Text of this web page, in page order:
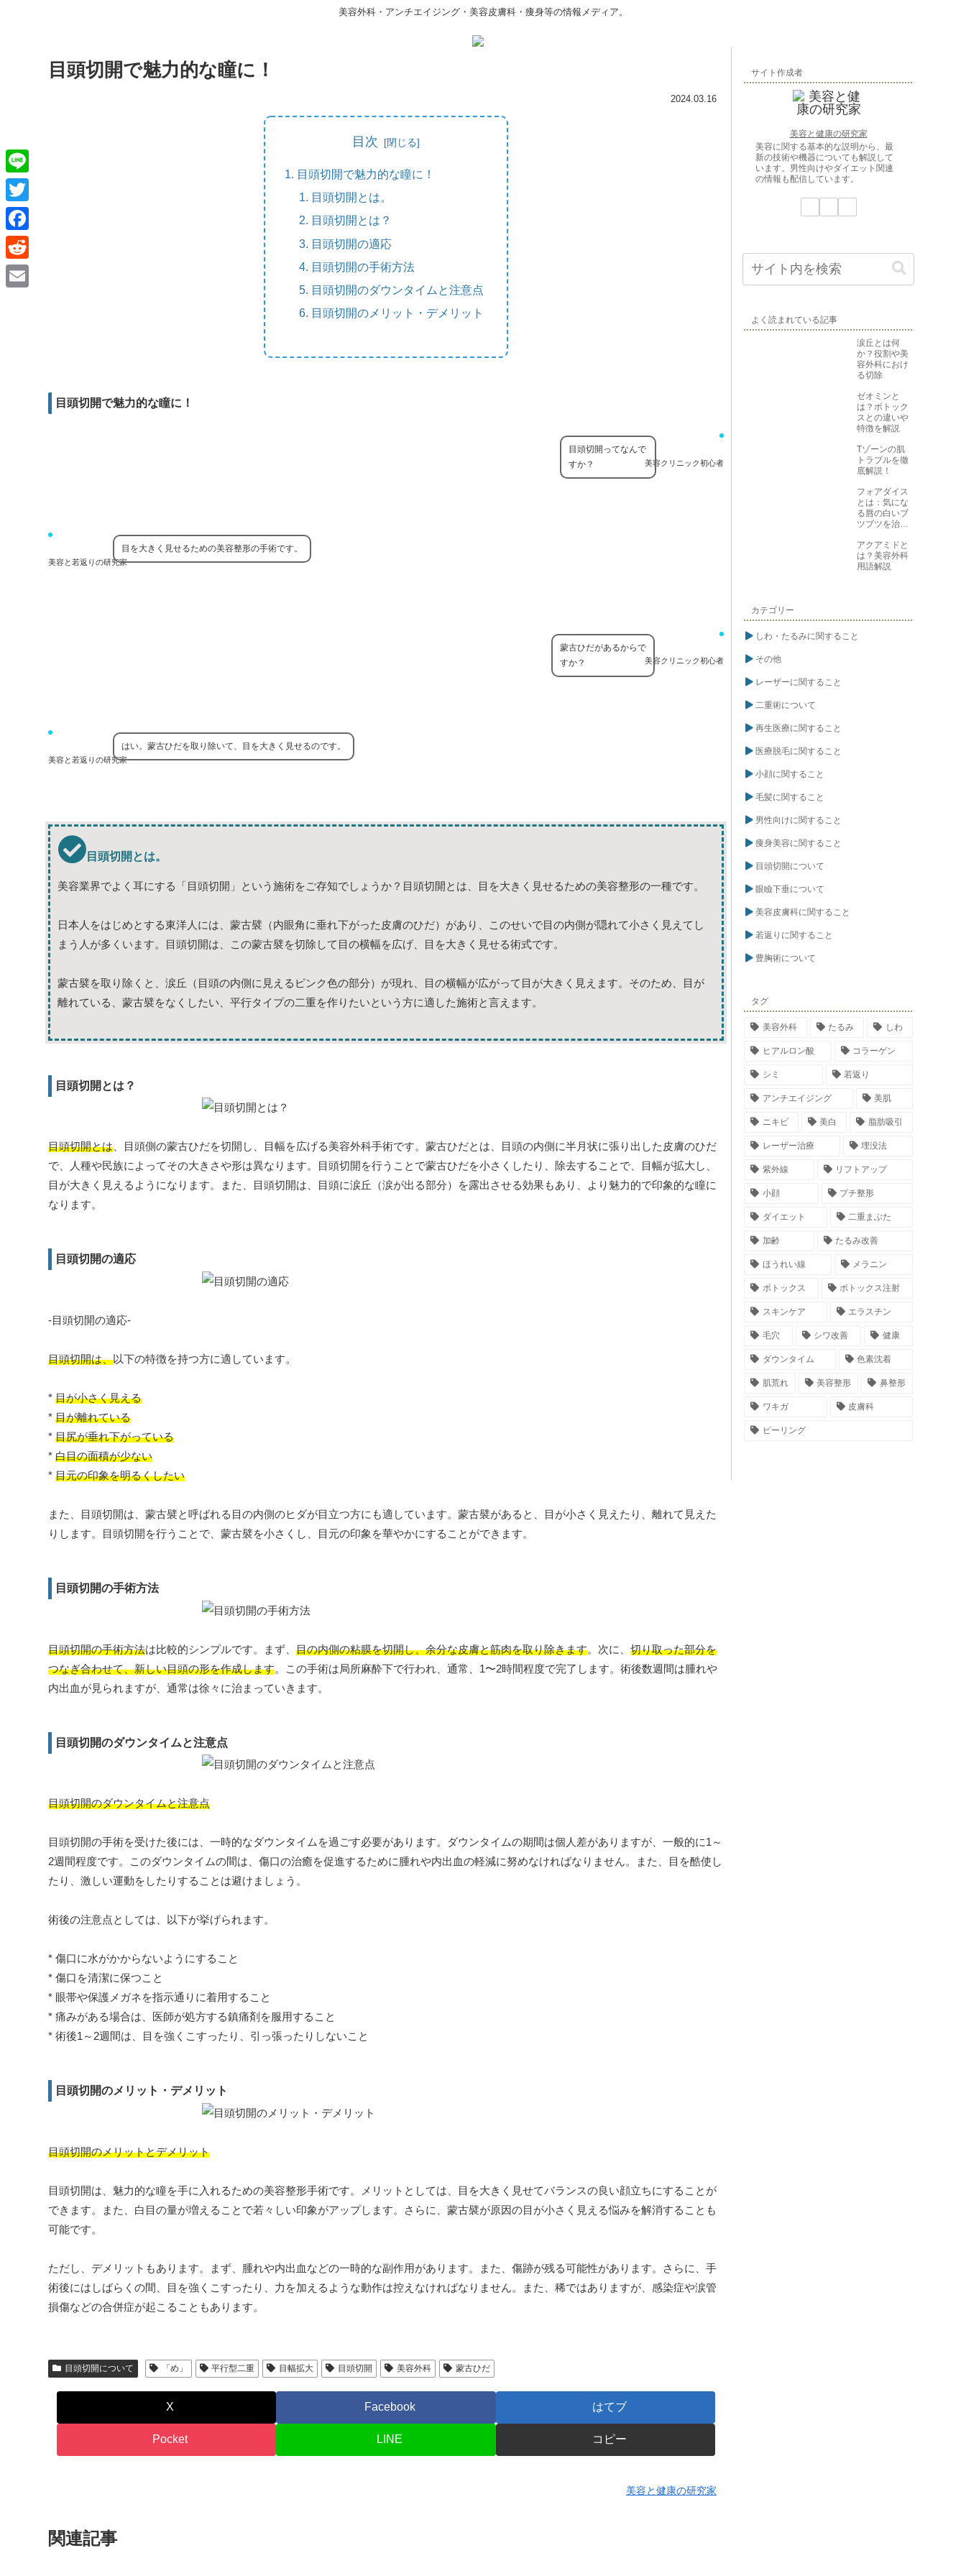
美容外科・アンチエイジング・美容皮膚科・痩身等の情報メディア。
目頭切開で魅力的な瞳に！
2024.03.16
目次
目頭切開で魅力的な瞳に！
目頭切開とは。
目頭切開とは？
目頭切開の適応
目頭切開の手術方法
目頭切開のダウンタイムと注意点
目頭切開のメリット・デメリット
目頭切開で魅力的な瞳に！
美容クリニック初心者
目頭切開ってなんで
すか？
美容と若返りの研究家
目を大きく見せるための美容整形の手術です。
美容クリニック初心者
蒙古ひだがあるからで
すか？
美容と若返りの研究家
はい。蒙古ひだを取り除いて、目を大きく見せるのです。
目頭切開とは。
美容業界でよく耳にする「目頭切開」という施術をご存知でしょうか？目頭切開とは、目を大きく見せるための美容整形の一種です。
日本人をはじめとする東洋人には、蒙古襞（内眼角に垂れ下がった皮膚のひだ）があり、このせいで目の内側が隠れて小さく見えてし
まう人が多くいます。目頭切開は、この蒙古襞を切除して目の横幅を広げ、目を大きく見せる術式です。
蒙古襞を取り除くと、涙丘（目頭の内側に見えるピンク色の部分）が現れ、目の横幅が広がって目が大きく見えます。そのため、目が
離れている、蒙古襞をなくしたい、平行タイプの二重を作りたいという方に適した施術と言えます。
目頭切開とは？
目頭切開とは 、目頭側の蒙古ひだを切開し、目幅を広げる美容外科手術です。蒙古ひだとは、目頭の内側に半月状に張り出した皮膚のひだ
で、人種や民族によってその大きさや形は異なります。目頭切開を行うことで蒙古ひだを小さくしたり、除去することで、目幅が拡大し、
目が大きく見えるようになります。また、目頭切開は、目頭に涙丘（涙が出る部分）を露出させる効果もあり、より魅力的で印象的な瞳に
なります。
目頭切開の適応
-目頭切開の適応-
目頭切開は、以下の特徴を持つ方に適しています。
* 目が小さく見える
* 目が離れている
* 目尻が垂れ下がっている
* 白目の面積が少ない
* 目元の印象を明るくしたい
また、目頭切開は、蒙古襞と呼ばれる目の内側のヒダが目立つ方にも適しています。蒙古襞があると、目が小さく見えたり、離れて見えた
りします。目頭切開を行うことで、蒙古襞を小さくし、目元の印象を華やかにすることができます。
目頭切開の手術方法
目頭切開の手術方法は比較的シンプルです。まず、 目の内側の粘膜を切開し、余分な皮膚と筋肉を取り除きます。次に、 切り取った部分を
つなぎ合わせて、新しい目頭の形を作成します。この手術は局所麻酔下で行われ、通常、1〜2時間程度で完了します。術後数週間は腫れや
内出血が見られますが、通常は徐々に治まっていきます。
目頭切開のダウンタイムと注意点
目頭切開のダウンタイムと注意点
目頭切開の手術を受けた後には、一時的なダウンタイムを過ごす必要があります。ダウンタイムの期間は個人差がありますが、一般的に1～
2週間程度です。このダウンタイムの間は、傷口の治癒を促進するために腫れや内出血の軽減に努めなければなりません。また、目を酷使し
たり、激しい運動をしたりすることは避けましょう。
術後の注意点としては、以下が挙げられます。
* 傷口に水がかからないようにすること
* 傷口を清潔に保つこと
* 眼帯や保護メガネを指示通りに着用すること
* 痛みがある場合は、医師が処方する鎮痛剤を服用すること
* 術後1～2週間は、目を強くこすったり、引っ張ったりしないこと
目頭切開のメリット・デメリット
目頭切開のメリットとデメリット
目頭切開は、魅力的な瞳を手に入れるための美容整形手術です。メリットとしては、目を大きく見せてバランスの良い顔立ちにすることが
できます。また、白目の量が増えることで若々しい印象がアップします。さらに、蒙古襞が原因の目が小さく見える悩みを解消することも
可能です。
ただし、デメリットもあります。まず、腫れや内出血などの一時的な副作用があります。また、傷跡が残る可能性があります。さらに、手
術後にはしばらくの間、目を強くこすったり、力を加えるような動作は控えなければなりません。また、稀ではありますが、感染症や涙管
損傷などの合併症が起こることもあります。
目頭切開について 「め」 平行型二重 目幅拡大 目頭切開 美容外科 蒙古ひだ
X Facebook はてブ
Pocket LINE コピー
美容と健康の研究家
関連記事
サイト作成者
美容と健康の研究家
美容に関する基本的な説明から、最
新の技術や機器についても解説して
います。男性向けやダイエット関連
の情報も配信しています。
よく読まれている記事
涙丘とは何
か？役割や美
容外科におけ
る切除
ゼオミンと
は？ボトック
スとの違いや
特徴を解説
Tゾーンの肌
トラブルを徹
底解説！
フォアダイス
とは：気にな
る唇の白いブ
ツブツを治す
アクアミドと
は？美容外科
用語解説
カテゴリー
しわ・たるみに関すること
その他
レーザーに関すること
二重術について
再生医療に関すること
医療脱毛に関すること
小顔に関すること
毛髪に関すること
男性向けに関すること
痩身美容に関すること
目頭切開について
眼瞼下垂について
美容皮膚科に関すること
若返りに関すること
豊胸術について
タグ
美容外科 たるみ しわ
ヒアルロン酸 コラーゲン
シミ 若返り
アンチエイジング 美肌
ニキビ 美白 脂肪吸引
レーザー治療 埋没法
紫外線 リフトアップ
小顔 プチ整形
ダイエット 二重まぶた
加齢 たるみ改善
ほうれい線 メラニン
ボトックス ボトックス注射
スキンケア エラスチン
毛穴 シワ改善 健康
ダウンタイム 色素沈着
肌荒れ 美容整形 鼻整形
ワキガ 皮膚科
ピーリング
L
i
n
e
T
w
i
t
F
a
c
R